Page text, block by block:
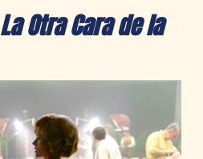
La Otra Cara de la